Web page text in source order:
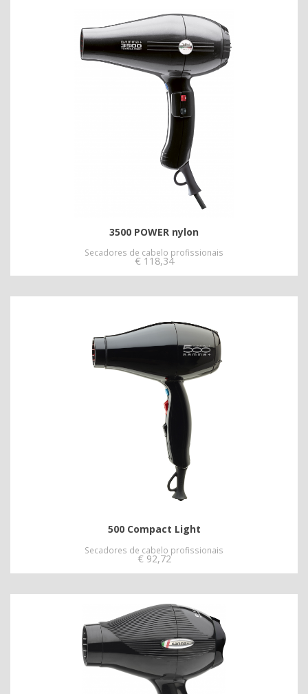
3500 POWER nylon
Secadores de cabelo profissionais
€ 118,34
500 Compact Light
Secadores de cabelo profissionais
€ 92,72